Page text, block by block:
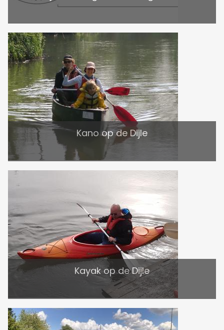
Kano op de Dijle
Kayak op de Dijle